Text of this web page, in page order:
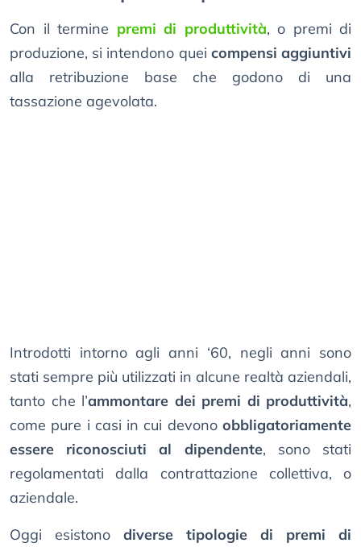
Con il termine premi di produttività, o premi di
produzione, si intendono quei compensi aggiuntivi
alla retribuzione base che godono di una
tassazione agevolata.
Introdotti intorno agli anni ‘60, negli anni sono
stati sempre più utilizzati in alcune realtà aziendali,
tanto che l’ammontare dei premi di produttività,
come pure i casi in cui devono obbligatoriamente
essere riconosciuti al dipendente, sono stati
regolamentati dalla contrattazione collettiva, o
aziendale.
Oggi esistono diverse tipologie di premi di